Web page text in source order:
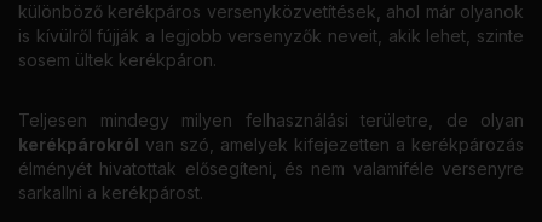
különböző kerékpáros versenyközvetítések, ahol már olyanok
is kívülről fújják a legjobb versenyzők neveit, akik lehet, szinte
sosem ültek kerékpáron.
Teljesen mindegy milyen felhasználási területre, de olyan
kerékpárokról van szó, amelyek kifejezetten a kerékpározás
élményét hivatottak elősegíteni, és nem valamiféle versenyre
sarkallni a kerékpárost.